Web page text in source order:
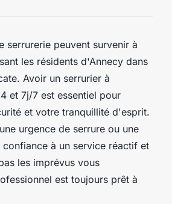
serrurerie peuvent survenir à
les résidents d'Annecy dans
Avoir un serrurier à
et 7j/7 est essentiel pour
et votre tranquillité d'esprit.
urgence de serrure ou une
à un service réactif et
les imprévus vous
est toujours prêt à